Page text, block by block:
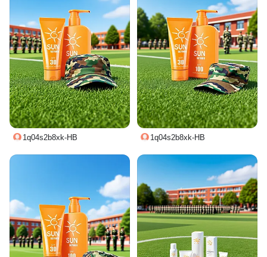
1q04s2b8xk-HB 1q04s2b8xk-HB